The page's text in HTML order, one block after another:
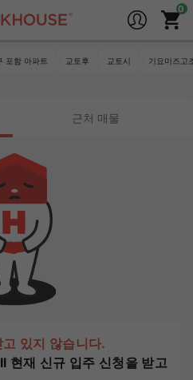
포함 아파트 교토후 교토시 기요미즈고
근처 매물
있지 않습니다.
현재 신규 입주 신청을 받고